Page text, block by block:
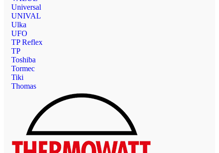
Universal
UNIVAL
Ulka
UFO
TP Reflex
TP
Toshiba
Tormec
Tiki
Thomas